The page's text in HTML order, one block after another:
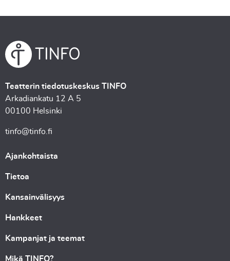
Teatterin tiedotuskeskus TINFO
Arkadiankatu 12 A 5
00100 Helsinki
tinfo@tinfo.fi
Ajankohtaista
Tietoa
Kansainvälisyys
Hankkeet
Kampanjat ja teemat
Mikä TINFO?